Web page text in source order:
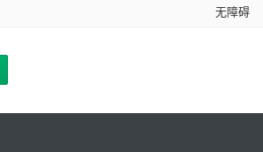
无障碍